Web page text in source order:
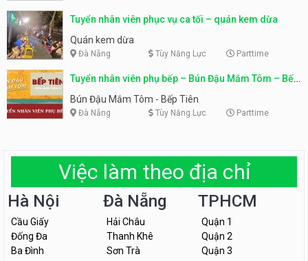
Tuyển nhân viên phục vụ ca tối – quán kem dừa
Quán kem dừa
Đà Nẵng Tùy Năng Lực Parttime
Tuyển nhân viên phụ bếp – Bún Đậu Mắm Tôm – Bếp
Tiên
Bún Đậu Mắm Tôm - Bếp Tiên
Đà Nẵng Tùy Năng Lực Parttime
Việc làm theo địa chỉ
Hà Nội
Cầu Giấy
Đống Đa
Ba Đình
Đà Nẵng
Hải Châu
Thanh Khê
Sơn Trà
TPHCM
Quận 1
Quận 2
Quận 3